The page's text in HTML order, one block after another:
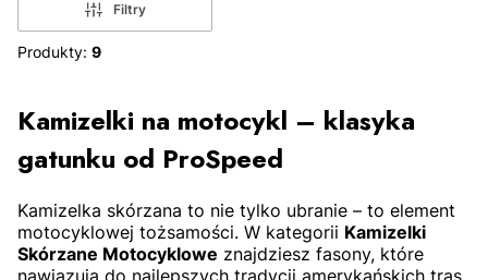
Filtry
Produkty: 9
Kamizelki na motocykl – klasyka
gatunku od ProSpeed
Kamizelka skórzana to nie tylko ubranie – to element
motocyklowej tożsamości. W kategorii Kamizelki
Skórzane Motocyklowe znajdziesz fasony, które